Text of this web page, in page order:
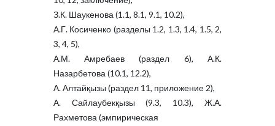
З.К. Шаукенова (1.1, 8.1, 9.1, 10.2),
А.Г. Косиченко (разделы 1.2, 1.3, 1.4, 1.5, 2,
3, 4, 5),
А.М. Амребаев (раздел 6), А.К.
Назарбетова (10.1, 12.2),
А. Алтайқызы (раздел 11, приложение 2),
А. Сайлаубекқызы (9.3, 10.3), Ж.А.
Рахметова (эмпирическая